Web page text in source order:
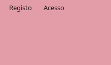
Registo Acesso